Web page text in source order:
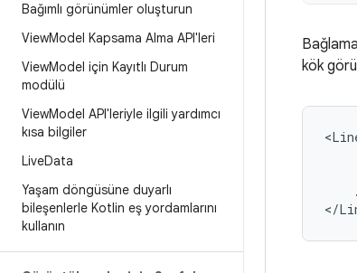
Bağımlı görünümler oluşturun
ViewModel Kapsama Alma API'leri
ViewModel için Kayıtlı Durum
modülü
ViewModel API'leriyle ilgili yardımcı
kısa bilgiler
LiveData
Yaşam döngüsüne duyarlı
bileşenlerle Kotlin eş yordamlarını
kullanın
kök